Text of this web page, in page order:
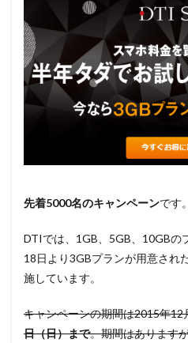
先着5000名のキャンペーンです。
DTIでは、1GB、5GB、10GBの
18日より3GBプランが用意され
施しています。
キャンペーンの期間は2015年12
日（日）まで。期間はあります